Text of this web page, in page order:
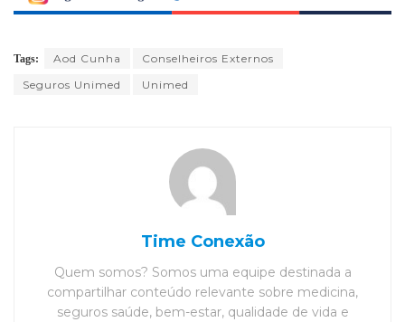
Tags: Aod Cunha
Conselheiros Externos
Seguros Unimed
Unimed
Time Conexão
Quem somos? Somos uma equipe destinada a
compartilhar conteúdo relevante sobre medicina,
seguros saúde, bem-estar, qualidade de vida e